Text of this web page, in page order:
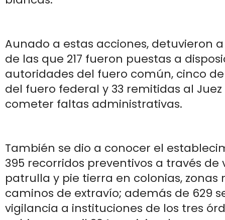
Aunado a estas acciones, detuvieron
de las que 217 fueron puestas a
autoridades del fuero común, cinco
del fuero federal y 33 remitidas al
cometer faltas administrativas.
También se dio a conocer el
395 recorridos preventivos a través de
patrulla y pie tierra en colonias, zonas
caminos de extravío; además de 629
vigilancia a instituciones de los tres